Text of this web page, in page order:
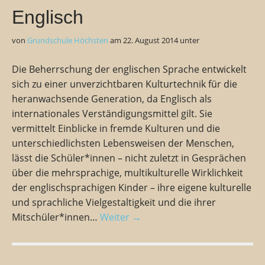
Englisch
von Grundschule Höchsten am 22. August 2014unter
Die Beherrschung der englischen Sprache entwickelt
sich zu einer unverzichtbaren Kulturtechnik für die
heranwachsende Generation, da Englisch als
internationales Verständigungsmittel gilt. Sie
vermittelt Einblicke in fremde Kulturen und die
unterschiedlichsten Lebensweisen der Menschen,
lässt die Schüler*innen – nicht zuletzt in Gesprächen
über die mehrsprachige, multikulturelle Wirklichkeit
der englischsprachigen Kinder – ihre eigene kulturelle
und sprachliche Vielgestaltigkeit und die ihrer
Mitschüler*innen… Weiter →